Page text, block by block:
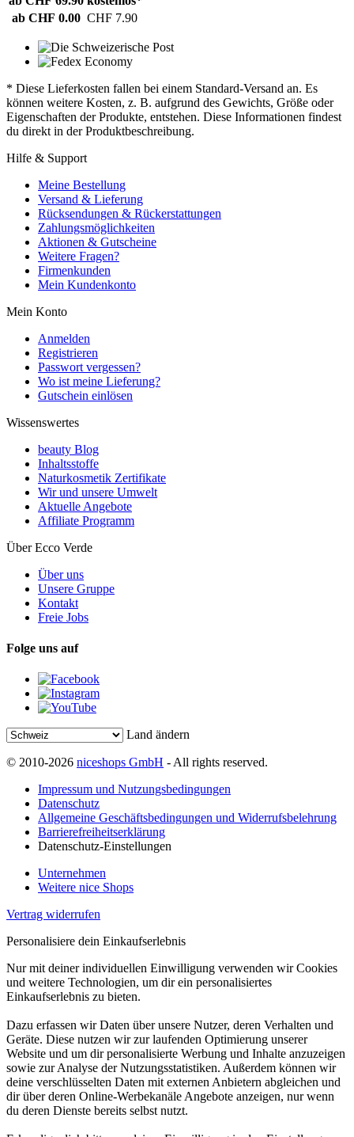
ab CHF 0.00 CHF 7.90
* Diese Lieferkosten fallen bei einem Standard-Versand an. Es
können weitere Kosten, z. B. aufgrund des Gewichts, Größe oder
Eigenschaften der Produkte, entstehen. Diese Informationen findest
du direkt in der Produktbeschreibung.
Hilfe & Support
Meine Bestellung
Versand & Lieferung
Rücksendungen & Rückerstattungen
Zahlungsmöglichkeiten
Aktionen & Gutscheine
Weitere Fragen?
Firmenkunden
Mein Kundenkonto
Mein Konto
Anmelden
Registrieren
Passwort vergessen?
Wo ist meine Lieferung?
Gutschein einlösen
Wissenswertes
beauty Blog
Inhaltsstoffe
Naturkosmetik Zertifikate
Wir und unsere Umwelt
Aktuelle Angebote
Affiliate Programm
Über Ecco Verde
Über uns
Unsere Gruppe
Kontakt
Freie Jobs
Folge uns auf
Land ändern
© 2010-2026 niceshops GmbH - All rights reserved.
Impressum und Nutzungsbedingungen
Datenschutz
Allgemeine Geschäftsbedingungen und Widerrufsbelehrung
Barrierefreiheitserklärung
Datenschutz-Einstellungen
Unternehmen
Weitere nice Shops
Vertrag widerrufen
Personalisiere dein Einkaufserlebnis
Nur mit deiner individuellen Einwilligung verwenden wir Cookies
und weitere Technologien, um dir ein personalisiertes
Einkaufserlebnis zu bieten.
Dazu erfassen wir Daten über unsere Nutzer, deren Verhalten und
Geräte. Diese nutzen wir zur laufenden Optimierung unserer
Website und um dir personalisierte Werbung und Inhalte anzuzeigen
sowie zur Analyse der Nutzungsstatistiken. Außerdem können wir
deine verschlüsselten Daten mit externen Anbietern abgleichen und
dir über deren Online-Werbekanäle Angebote anzeigen, nur wenn
du deren Dienste bereits selbst nutzt.